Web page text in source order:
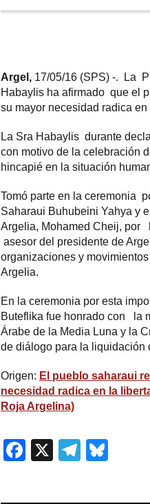
Argel, 17/05/16 (SPS) -. La
Habaylis ha afirmado que el
su mayor necesidad radica
La Sra Habaylis durante
con motivo de la celebración
hincapié en la situación
Tomó parte en la ceremonia
Saharaui Buhubeini Yahya y
Argelia, Mohamed Cheij, por
asesor del presidente de
organizaciones y
Argelia.
En la ceremonia por esta
Buteflika fue honrado con la
Árabe de la Media Luna y la
de diálogo para la liquidación
Origen: El pueblo saharaui
necesidad radica en la
Roja Argelina)
Facebook
X